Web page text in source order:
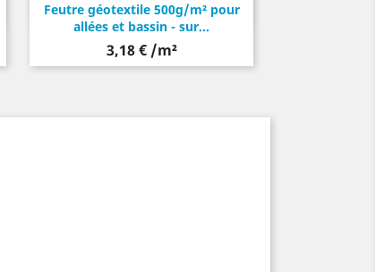
Feutre géotextile 500g/m² pour
allées et bassin - sur...
3,18 € /m²